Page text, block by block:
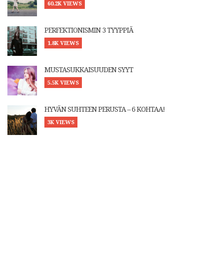
60.2K VIEWS
PERFEKTIONISMIN 3 TYYPPIÄ
1.8K VIEWS
MUSTASUKKAISUUDEN SYYT
5.5K VIEWS
HYVÄN SUHTEEN PERUSTA – 6 KOHTAA!
3K VIEWS